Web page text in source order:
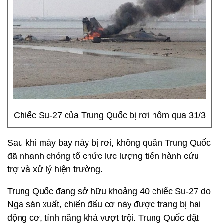
Chiếc Su-27 của Trung Quốc bị rơi hôm qua 31/3
Sau khi máy bay này bị rơi, không quân Trung Quốc
đã nhanh chóng tổ chức lực lượng tiến hành cứu
trợ và xử lý hiện trường.
Trung Quốc đang sở hữu khoảng 40 chiếc Su-27 do
Nga sản xuất, chiến đấu cơ này được trang bị hai
động cơ, tính năng khá vượt trội. Trung Quốc đặt